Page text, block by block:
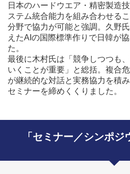
日本のハードウエア・精密製造
ステム統合能力を組み合わせる
分野で協力が可能と強調。久野
えたAIの国際標準作りで日韓が
た。
最後に木村氏は「競争しつつも
いくことが重要」と総括。複合
が継続的な対話と実務協力を積
セミナーを締めくくりました。
「セミナー／シンポ